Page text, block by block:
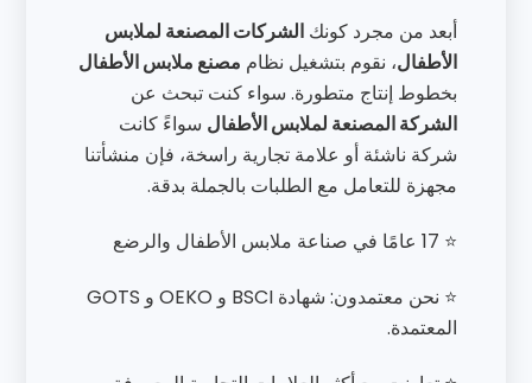
أبعد من مجرد كونك الشركات المصنعة لملابس
الأطفال، نقوم بتشغيل نظام مصنع ملابس الأطفال
بخطوط إنتاج متطورة. سواء كنت تبحث عن
الشركة المصنعة لملابس الأطفال سواءً كانت
شركة ناشئة أو علامة تجارية راسخة، فإن منشأتنا
مجهزة للتعامل مع الطلبات بالجملة بدقة.
⭐ 17 عامًا في صناعة ملابس الأطفال والرضع
⭐ نحن معتمدون: شهادة BSCI و OEKO و GOTS
المعتمدة.